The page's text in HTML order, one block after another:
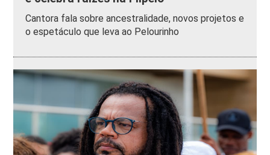
Cantora fala sobre ancestralidade, novos projetos e
o espetáculo que leva ao Pelourinho